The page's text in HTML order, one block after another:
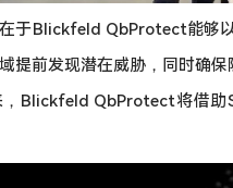
于Blickfeld QbProtect能够
提前发现潜在威胁，同时确
Blickfeld QbProtect将借助